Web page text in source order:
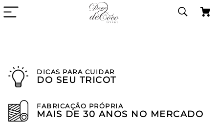
DICAS PARA CUIDAR
DO SEU TRICOT
FABRICAÇÃO PRÓPRIA
MAIS DE 30 ANOS NO MERCADO